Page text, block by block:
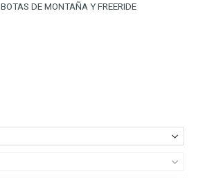
BOTAS DE MONTAÑA Y FREERIDE